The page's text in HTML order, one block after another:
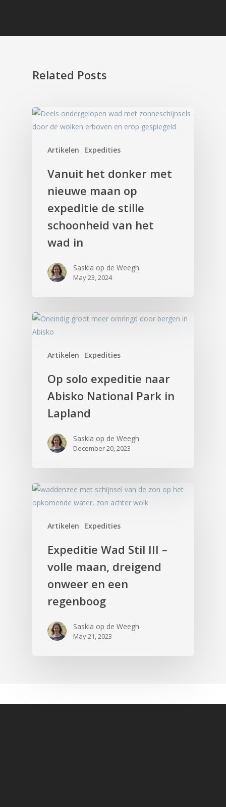
Related Posts
Artikelen Expedities
Vanuit het donker met
nieuwe maan op
expeditie de stille
schoonheid van het
wad in
Saskia op de Weegh
May 23, 2024
Artikelen Expedities
Op solo expeditie naar
Abisko National Park in
Lapland
Saskia op de Weegh
December 20, 2023
Artikelen Expedities
Expeditie Wad Stil III –
volle maan, dreigend
onweer en een
regenboog
Saskia op de Weegh
May 21, 2023